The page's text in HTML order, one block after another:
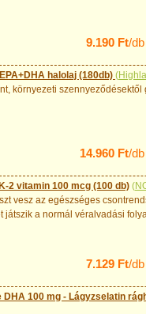
9.190 Ft/db
halolaj (180db) (
környezeti szennyeződésektől
14.960 Ft/db
2 vitamin 100 mcg (100 db) (
vesz az egészséges
játszik a normál véralvadási
7.129 Ft/db
DHA 100 mg - Lágyzselatin